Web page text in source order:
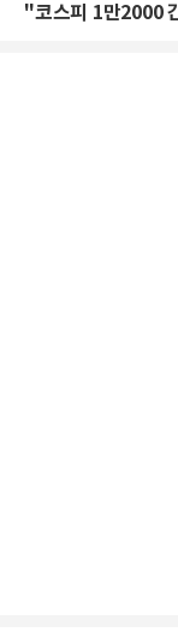
"코스피 1만2000